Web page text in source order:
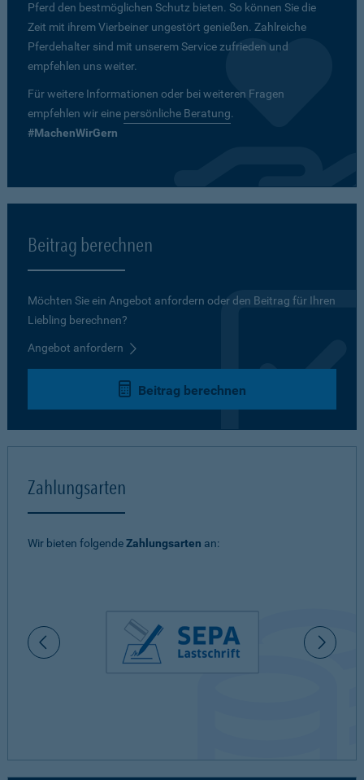
Pferd den bestmöglichen Schutz bieten. So können Sie die
Zeit mit ihrem Vierbeiner ungestört genießen. Zahlreiche
Pferdehalter sind mit unserem Service zufrieden und
empfehlen uns weiter.
Für weitere Informationen oder bei weiteren Fragen
empfehlen wir eine persönliche Beratung.
#MachenWirGern
Beitrag berechnen
Möchten Sie ein Angebot anfordern oder den Beitrag für Ihren
Liebling berechnen?
Angebot anfordern
Beitrag berechnen
Zahlungsarten
Wir bieten folgendeZahlungsarten an: